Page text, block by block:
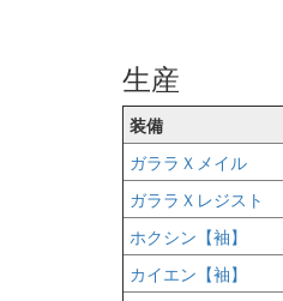
生産
装備
ガララＸメイル
ガララＸレジスト
ホクシン【袖】
カイエン【袖】